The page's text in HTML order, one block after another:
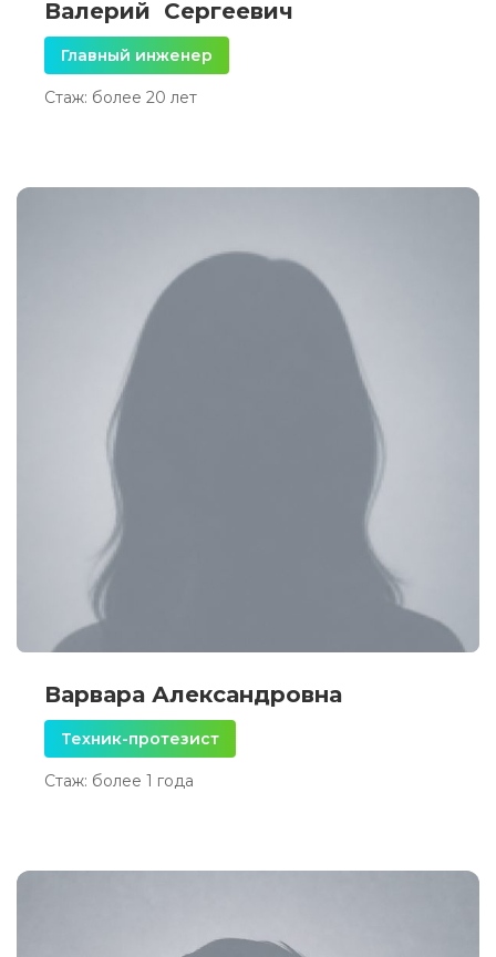
Валерий Сергеевич
Главный инженер
Стаж: более 20 лет
Варвара Александровна
Техник-протезист
Стаж: более 1 года